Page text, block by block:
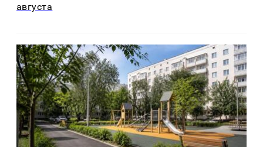
августа